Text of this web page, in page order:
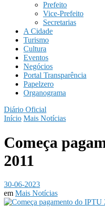
Prefeito
Vice-Prefeito
Secretarias
A Cidade
Turismo
Cultura
Eventos
Negócios
Portal Transparência
Papelzero
Organograma
Diário Oficial
Início Mais Notícias
Começa
2011
30-06-2023
em Mais Notícias